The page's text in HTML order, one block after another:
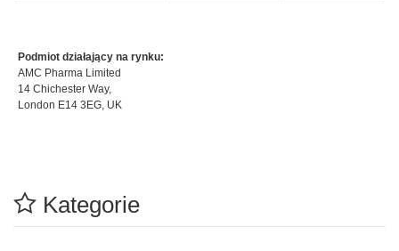
Podmiot działający na rynku:
AMC Pharma Limited
14 Chichester Way,
London E14 3EG, UK
Kategorie